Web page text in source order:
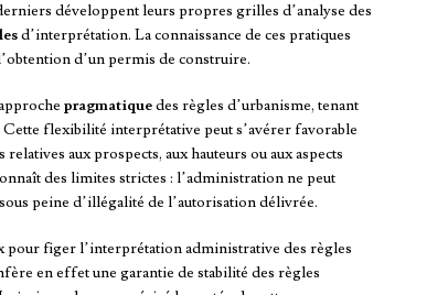
développent leurs propres grilles d’analyse des
d’interprétation. La connaissance de ces pratiques
d’un permis de construire.
pragmatiquedes règles d’urbanisme, tenant
flexibilité interprétative peut s’avérer favorable
aux prospects, aux hauteurs ou aux aspects
des limites strictes : l’administration ne peut
peine d’illégalité de l’autorisation délivrée.
pour figer l’interprétation administrative des règles
en effet une garantie de stabilité des règles